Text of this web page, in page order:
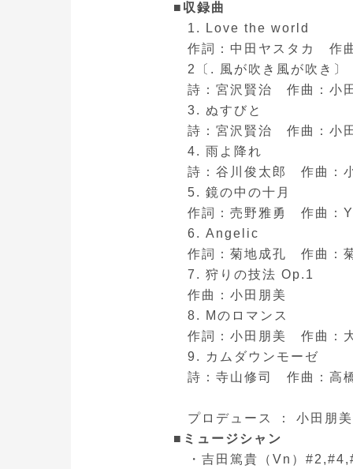
■収録曲
1. Love the world
作詞：中田ヤスタカ 作
2〔. 風が吹き風が吹き〕
詩：宮沢賢治 作曲：小
3. ぬすびと
詩：宮沢賢治 作曲：小
4. 雨よ降れ
詩：谷川俊太郎 作曲：
5. 鏡の中の十月
作詞：売野雅勇 作曲：
6. Angelic
作詞：菊地成孔 作曲：
7. 狩りの技法 Op.1
作曲：小田朋美
8. Mのロマンス
作詞：小田朋美 作曲：
9. カムダウンモーゼ
詩：寺山修司 作曲：高
プロデュース ： 小田朋
■ミュージシャン
・吉田篤貴（Vn）